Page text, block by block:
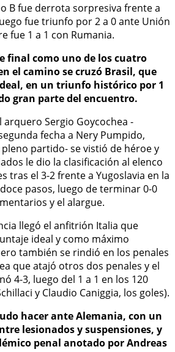
B fue derrota sorpresiva frente a
fue triunfo por 2 a 0 ante Unión
fue 1 a 1 con Rumania.
final como uno de los cuatro
el camino se cruzó Brasil, que
en un triunfo histórico por 1
gran parte del encuentro.
arquero Sergio Goycochea -
fecha a Nery Pumpido,
partido- se vistió de héroe y
le dio la clasificación al elenco
tras el 3-2 frente a Yugoslavia en la
pasos, luego de terminar 0-0
y el alargue.
llegó el anfitrión Italia que
ideal y como máximo
también se rindió en los penales
que atajó otros dos penales y el
4-3, luego del 1 a 1 en los 120
y Claudio Caniggia, los goles).
hacer ante Alemania, con un
lesionados y suspensiones, y
penal anotado por Andreas